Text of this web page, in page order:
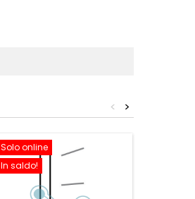
>
<
Solo online
In saldo!